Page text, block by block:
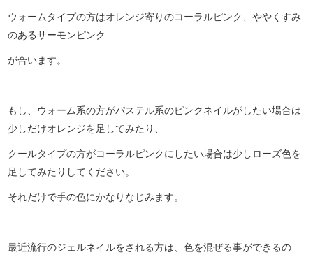
ウォームタイプの方はオレンジ寄りのコーラルピンク、ややくすみ
のあるサーモンピンク
が合います。
もし、ウォーム系の方がパステル系のピンクネイルがしたい場合は
少しだけオレンジを足してみたり、
クールタイプの方がコーラルピンクにしたい場合は少しローズ色を
足してみたりしてください。
それだけで手の色にかなりなじみます。
最近流行のジェルネイルをされる方は、色を混ぜる事ができるの